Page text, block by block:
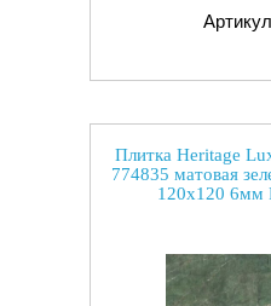
Плитка Heritage
774835 матовая
120x120 6мм